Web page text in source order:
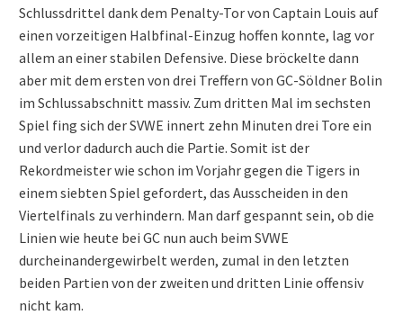
Schlussdrittel dank dem Penalty-Tor von Captain Louis auf
einen vorzeitigen Halbfinal-Einzug hoffen konnte, lag vor
allem an einer stabilen Defensive. Diese bröckelte dann
aber mit dem ersten von drei Treffern von GC-Söldner Bolin
im Schlussabschnitt massiv. Zum dritten Mal im sechsten
Spiel fing sich der SVWE innert zehn Minuten drei Tore ein
und verlor dadurch auch die Partie. Somit ist der
Rekordmeister wie schon im Vorjahr gegen die Tigers in
einem siebten Spiel gefordert, das Ausscheiden in den
Viertelfinals zu verhindern. Man darf gespannt sein, ob die
Linien wie heute bei GC nun auch beim SVWE
durcheinandergewirbelt werden, zumal in den letzten
beiden Partien von der zweiten und dritten Linie offensiv
nicht kam.